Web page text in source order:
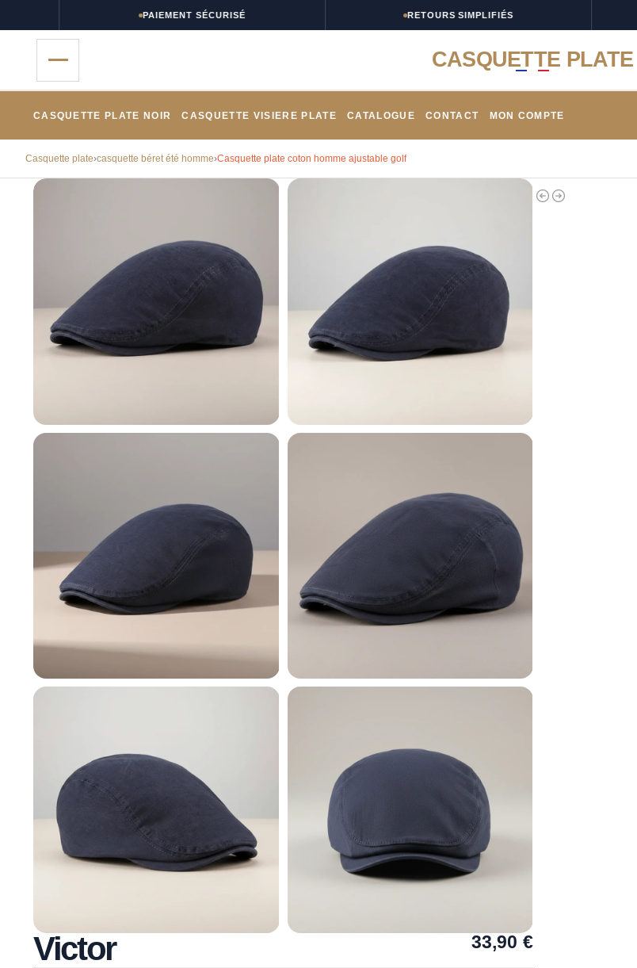
PAIEMENT SÉCURISÉ RETOURS SIMPLIFIÉS
CASQUETTE PLATE
CASQUETTE PLATE NOIR CASQUETTE VISIERE PLATE CATALOGUE CONTACT MON COMPTE
Casquette plate›casquette béret été homme›Casquette plate coton homme ajustable golf
Victor 33,90 €